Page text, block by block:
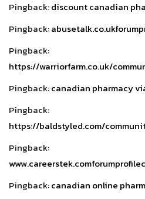
Pingback:discount canadian
Pingback:
Pingback:
https://warriorfarm.co.uk/
Pingback:canadian pharmacy
Pingback:
https://baldstyled.com/
Pingback:
Pingback:canadian online